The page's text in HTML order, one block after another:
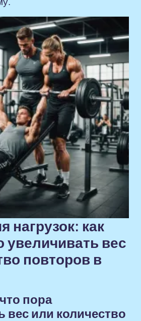
нагрузок: как
увеличивать вес
повторов в
пора
вес или количество